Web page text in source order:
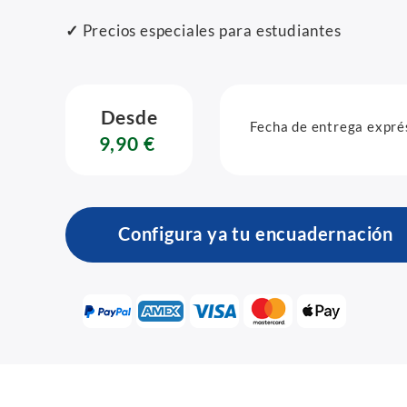
✓ Precios especiales para estudiantes
Desde
9,90 €
Fecha de entrega
Configura ya tu encuadernación